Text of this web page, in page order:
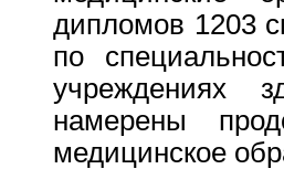
дипломов 1203
по
учреждениях
намерены
медицинское